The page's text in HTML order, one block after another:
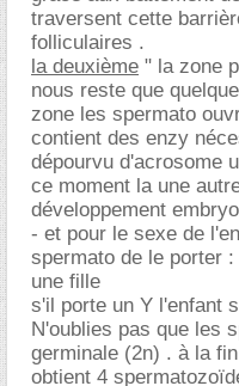
traversent cette
folliculaires .
la deuxième " la zone
nous reste que
zone les spermato
contient des enzy
dépourvu d'acrosome
ce moment la une
développement
- et pour le sexe de
spermato de le porter
une fille
s'il porte un Y l'enfant
N'oublies pas que les
germinale (2n) . à la
obtient 4